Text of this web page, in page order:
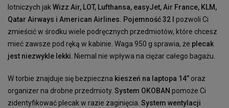
lotniczych jakWizz Air, LOT, Lufthansa, easyJet, Air France, KLM,
Qatar Airways i American Airlines. Pojemność 32 l
pozwoli Ci
zmieścić w środku wiele podręcznych przedmiotów, które chcesz
mieć zawsze pod ręką w kabinie. Waga 950 g sprawia, że plecak
jest niezwykle lekki. Niemal nie wpływa na ciężar całego bagażu.
W torbie znajduje się bezpieczna kieszeń na laptopa 14” oraz
organizer na drobne przedmioty. System OKOBAN pomoże Ci
zidentyfikować plecak w razie zaginięcia. System wentylacji